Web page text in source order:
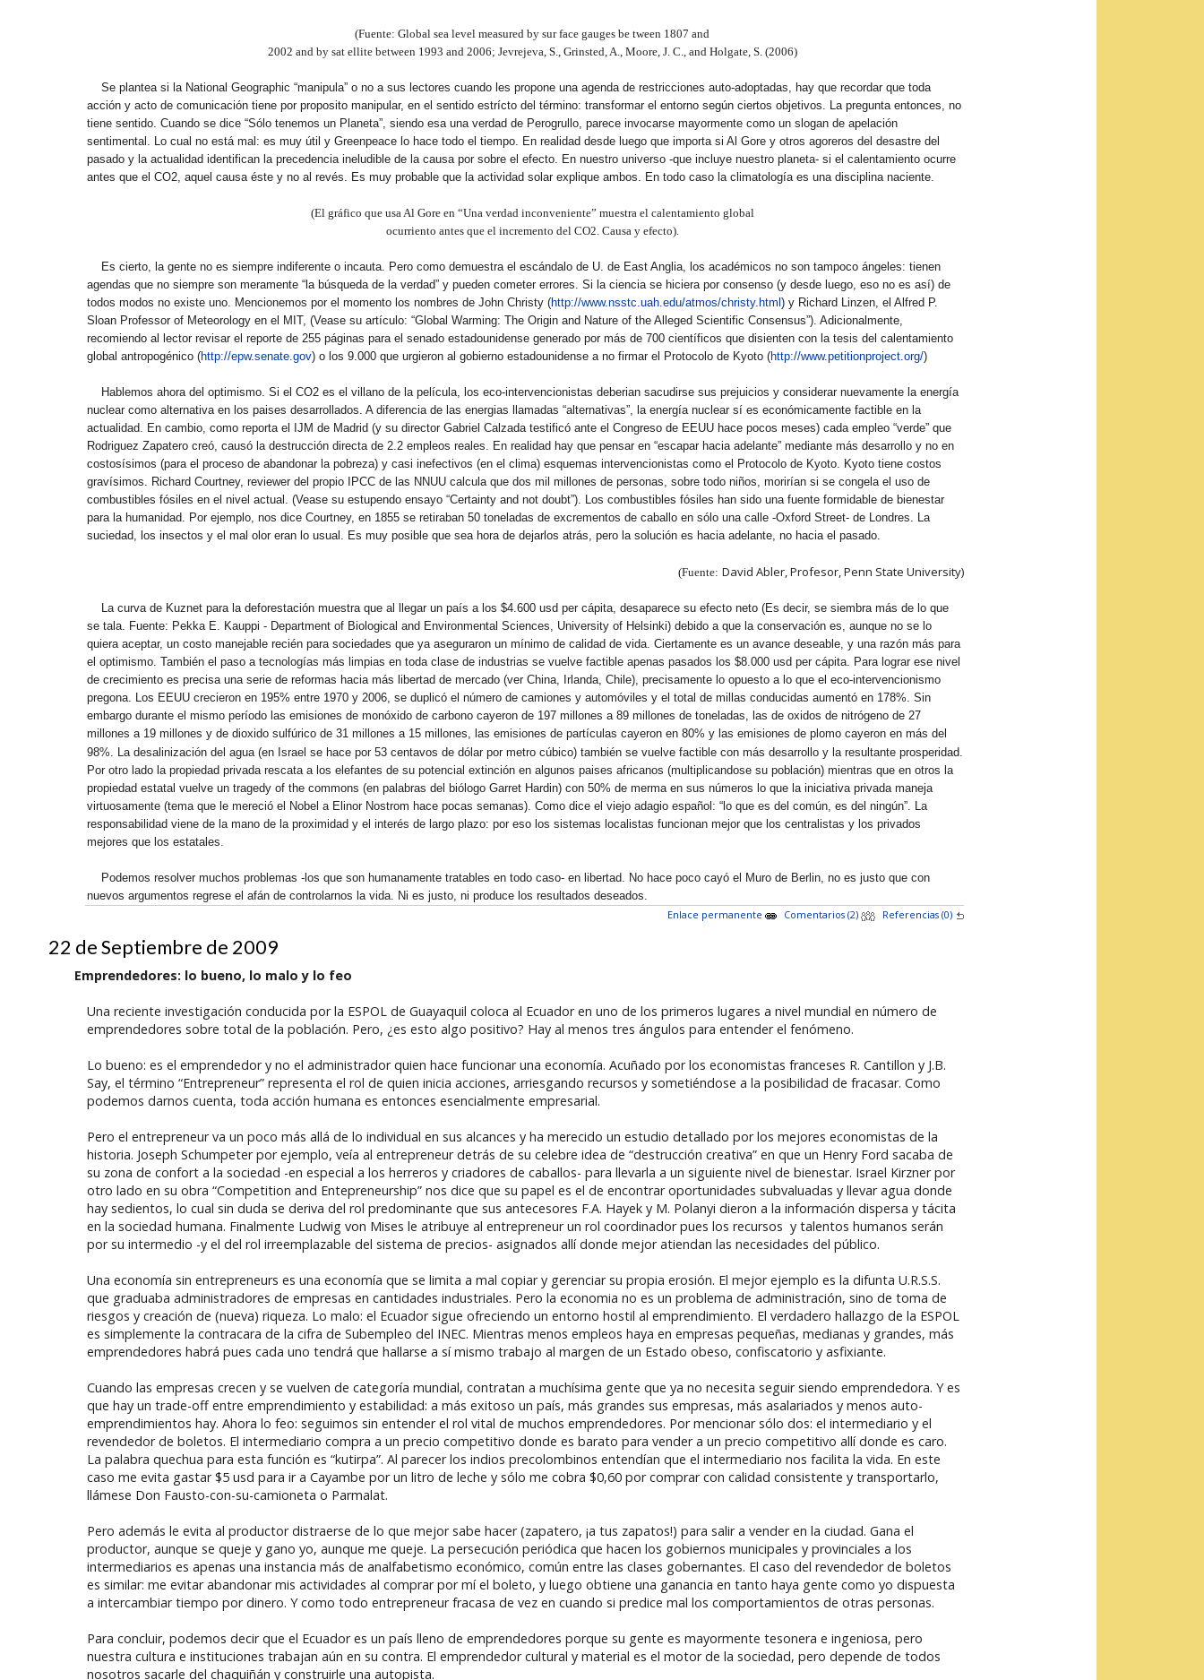
(Fuente: Global sea level measured by sur face gauges be tween 1807 and
2002 and by sat ellite between 1993 and 2006; Jevrejeva, S., Grinsted, A., Moore, J. C., and Holgate, S. (2006)
Se plantea si la National Geographic “manipula” o no a sus lectores cuando les propone una agenda de restricciones auto-adoptadas, hay que recordar que toda
acción y acto de comunicación tiene por proposito manipular, en el sentido estrícto del término: transformar el entorno según ciertos objetivos. La pregunta entonces, no
tiene sentido. Cuando se dice “Sólo tenemos un Planeta”, siendo esa una verdad de Perogrullo, parece invocarse mayormente como un slogan de apelación
sentimental. Lo cual no está mal: es muy útil y Greenpeace lo hace todo el tiempo. En realidad desde luego que importa si Al Gore y otros agoreros del desastre del
pasado y la actualidad identifican la precedencia ineludible de la causa por sobre el efecto. En nuestro universo -que incluye nuestro planeta- si el calentamiento ocurre
antes que el CO2, aquel causa éste y no al revés. Es muy probable que la actividad solar explique ambos. En todo caso la climatología es una disciplina naciente.
(El gráfico que usa Al Gore en “Una verdad inconveniente” muestra el calentamiento global
ocurriento antes que el incremento del CO2. Causa y efecto).
Es cierto, la gente no es siempre indiferente o incauta. Pero como demuestra el escándalo de U. de East Anglia, los académicos no son tampoco ángeles: tienen
agendas que no siempre son meramente “la búsqueda de la verdad” y pueden cometer errores. Si la ciencia se hiciera por consenso (y desde luego, eso no es así) de
todos modos no existe uno. Mencionemos por el momento los nombres de John Christy (http://www.nsstc.uah.edu/atmos/christy.html ) y Richard Linzen, el Alfred P.
Sloan Professor of Meteorology en el MIT, (Vease su artículo: “Global Warming: The Origin and Nature of the Alleged Scientific Consensus”). Adicionalmente,
recomiendo al lector revisar el reporte de 255 páginas para el senado estadounidense generado por más de 700 científicos que disienten con la tesis del calentamiento
global antropogénico (http://epw.senate.gov) o los 9.000 que urgieron al gobierno estadounidense a no firmar el Protocolo de Kyoto (http://www.petitionproject.org/)
Hablemos ahora del optimismo. Si el CO2 es el villano de la película, los eco-intervencionistas deberian sacudirse sus prejuicios y considerar nuevamente la energía
nuclear como alternativa en los paises desarrollados. A diferencia de las energias llamadas “alternativas”, la energía nuclear sí es económicamente factible en la
actualidad. En cambio, como reporta el IJM de Madrid (y su director Gabriel Calzada testificó ante el Congreso de EEUU hace pocos meses) cada empleo “verde” que
Rodriguez Zapatero creó, causó la destrucción directa de 2.2 empleos reales. En realidad hay que pensar en “escapar hacia adelante” mediante más desarrollo y no en
costosísimos (para el proceso de abandonar la pobreza) y casi inefectivos (en el clima) esquemas intervencionistas como el Protocolo de Kyoto. Kyoto tiene costos
gravísimos. Richard Courtney, reviewer del propio IPCC de las NNUU calcula que dos mil millones de personas, sobre todo niños, morirían si se congela el uso de
combustibles fósiles en el nivel actual. (Vease su estupendo ensayo “Certainty and not doubt”). Los combustibles fósiles han sido una fuente formidable de bienestar
para la humanidad. Por ejemplo, nos dice Courtney, en 1855 se retiraban 50 toneladas de excrementos de caballo en sólo una calle -Oxford Street- de Londres. La
suciedad, los insectos y el mal olor eran lo usual. Es muy posible que sea hora de dejarlos atrás, pero la solución es hacia adelante, no hacia el pasado.
(Fuente: David Abler, Profesor, Penn State University)
La curva de Kuznet para la deforestación muestra que al llegar un país a los $4.600 usd per cápita, desaparece su efecto neto (Es decir, se siembra más de lo que
se tala. Fuente: Pekka E. Kauppi - Department of Biological and Environmental Sciences, University of Helsinki) debido a que la conservación es, aunque no se lo
quiera aceptar, un costo manejable recién para sociedades que ya aseguraron un mínimo de calidad de vida. Ciertamente es un avance deseable, y una razón más para
el optimismo. También el paso a tecnologías más limpias en toda clase de industrias se vuelve factible apenas pasados los $8.000 usd per cápita. Para lograr ese nivel
de crecimiento es precisa una serie de reformas hacia más libertad de mercado (ver China, Irlanda, Chile), precisamente lo opuesto a lo que el eco-intervencionismo
pregona. Los EEUU crecieron en 195% entre 1970 y 2006, se duplicó el número de camiones y automóviles y el total de millas conducidas aumentó en 178%. Sin
embargo durante el mismo período las emisiones de monóxido de carbono cayeron de 197 millones a 89 millones de toneladas, las de oxidos de nitrógeno de 27
millones a 19 millones y de dioxido sulfúrico de 31 millones a 15 millones, las emisiones de partículas cayeron en 80% y las emisiones de plomo cayeron en más del
98%. La desalinización del agua (en Israel se hace por 53 centavos de dólar por metro cúbico) también se vuelve factible con más desarrollo y la resultante prosperidad.
Por otro lado la propiedad privada rescata a los elefantes de su potencial extinción en algunos paises africanos (multiplicandose su población) mientras que en otros la
propiedad estatal vuelve un tragedy of the commons (en palabras del biólogo Garret Hardin) con 50% de merma en sus números lo que la iniciativa privada maneja
virtuosamente (tema que le mereció el Nobel a Elinor Nostrom hace pocas semanas). Como dice el viejo adagio español: “lo que es del común, es del ningún”. La
responsabilidad viene de la mano de la proximidad y el interés de largo plazo: por eso los sistemas localistas funcionan mejor que los centralistas y los privados
mejores que los estatales.
Podemos resolver muchos problemas -los que son humanamente tratables en todo caso- en libertad. No hace poco cayó el Muro de Berlin, no es justo que con
nuevos argumentos regrese el afán de controlarnos la vida. Ni es justo, ni produce los resultados deseados.
Enlace permanente
Comentarios (2) Referencias (0)
22 de Septiembre de 2009
Emprendedores: lo bueno, lo malo y lo feo
Una reciente investigación conducida por la ESPOL de Guayaquil coloca al Ecuador en uno de los primeros lugares a nivel mundial en número de
emprendedores sobre total de la población. Pero, ¿es esto algo positivo? Hay al menos tres ángulos para entender el fenómeno.
Lo bueno: es el emprendedor y no el administrador quien hace funcionar una economía. Acuñado por los economistas franceses R. Cantillon y J.B.
Say, el término “Entrepreneur” representa el rol de quien inicia acciones, arriesgando recursos y sometiéndose a la posibilidad de fracasar. Como
podemos darnos cuenta, toda acción humana es entonces esencialmente empresarial.
Pero el entrepreneur va un poco más allá de lo individual en sus alcances y ha merecido un estudio detallado por los mejores economistas de la
historia. Joseph Schumpeter por ejemplo, veía al entrepreneur detrás de su celebre idea de “destrucción creativa” en que un Henry Ford sacaba de
su zona de confort a la sociedad -en especial a los herreros y criadores de caballos- para llevarla a un siguiente nivel de bienestar. Israel Kirzner por
otro lado en su obra “Competition and Entepreneurship” nos dice que su papel es el de encontrar oportunidades subvaluadas y llevar agua donde
hay sedientos, lo cual sin duda se deriva del rol predominante que sus antecesores F.A. Hayek y M. Polanyi dieron a la información dispersa y tácita
en la sociedad humana. Finalmente Ludwig von Mises le atribuye al entrepreneur un rol coordinador pues los recursos y talentos humanos serán
por su intermedio -y el del rol irreemplazable del sistema de precios- asignados allí donde mejor atiendan las necesidades del público.
Una economía sin entrepreneurs es una economía que se limita a mal copiar y gerenciar su propia erosión. El mejor ejemplo es la difunta U.R.S.S.
que graduaba administradores de empresas en cantidades industriales. Pero la economia no es un problema de administración, sino de toma de
riesgos y creación de (nueva) riqueza. Lo malo: el Ecuador sigue ofreciendo un entorno hostil al emprendimiento. El verdadero hallazgo de la ESPOL
es simplemente la contracara de la cifra de Subempleo del INEC. Mientras menos empleos haya en empresas pequeñas, medianas y grandes, más
emprendedores habrá pues cada uno tendrá que hallarse a sí mismo trabajo al margen de un Estado obeso, confiscatorio y asfixiante.
Cuando las empresas crecen y se vuelven de categoría mundial, contratan a muchísima gente que ya no necesita seguir siendo emprendedora. Y es
que hay un trade-off entre emprendimiento y estabilidad: a más exitoso un país, más grandes sus empresas, más asalariados y menos auto-
emprendimientos hay. Ahora lo feo: seguimos sin entender el rol vital de muchos emprendedores. Por mencionar sólo dos: el intermediario y el
revendedor de boletos. El intermediario compra a un precio competitivo donde es barato para vender a un precio competitivo allí donde es caro.
La palabra quechua para esta función es “kutirpa”. Al parecer los indios precolombinos entendían que el intermediario nos facilita la vida. En este
caso me evita gastar $5 usd para ir a Cayambe por un litro de leche y sólo me cobra $0,60 por comprar con calidad consistente y transportarlo,
llámese Don Fausto-con-su-camioneta o Parmalat.
Pero además le evita al productor distraerse de lo que mejor sabe hacer (zapatero, ¡a tus zapatos!) para salir a vender en la ciudad. Gana el
productor, aunque se queje y gano yo, aunque me queje. La persecución periódica que hacen los gobiernos municipales y provinciales a los
intermediarios es apenas una instancia más de analfabetismo económico, común entre las clases gobernantes. El caso del revendedor de boletos
es similar: me evitar abandonar mis actividades al comprar por mí el boleto, y luego obtiene una ganancia en tanto haya gente como yo dispuesta
a intercambiar tiempo por dinero. Y como todo entrepreneur fracasa de vez en cuando si predice mal los comportamientos de otras personas.
Para concluir, podemos decir que el Ecuador es un país lleno de emprendedores porque su gente es mayormente tesonera e ingeniosa, pero
nuestra cultura e instituciones trabajan aún en su contra. El emprendedor cultural y material es el motor de la sociedad, pero depende de todos
nosotros sacarle del chaquiñán y construirle una autopista.